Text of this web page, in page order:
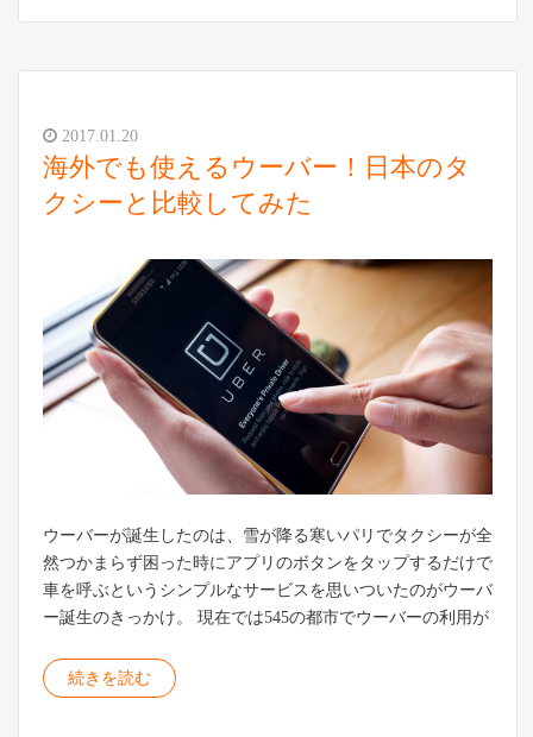
2017.01.20
海外でも使えるウーバー！日本のタ
クシーと比較してみた
ウーバーが誕生したのは、雪が降る寒いパリでタクシーが全
然つかまらず困った時にアプリのボタンをタップするだけで
車を呼ぶというシンプルなサービスを思いついたのがウーバ
ー誕生のきっかけ。 現在では545の都市でウーバーの利用が
続きを読む